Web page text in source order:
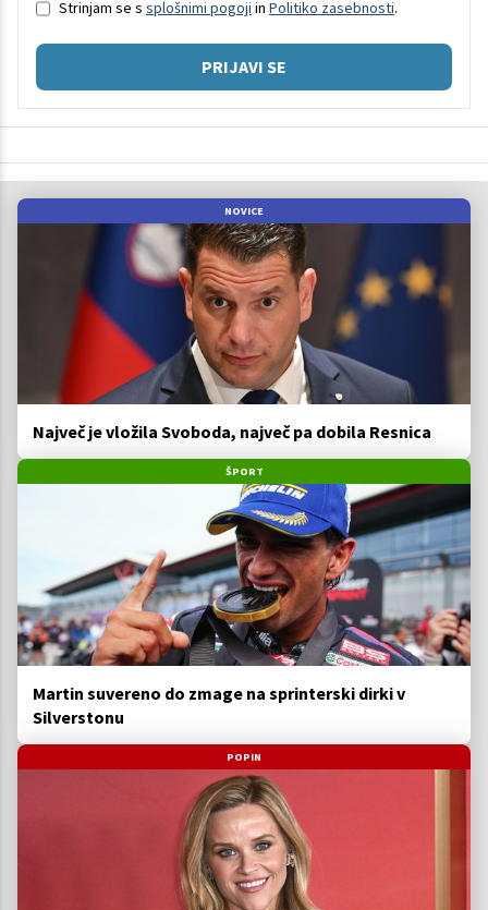
Strinjam se s splošnimi pogoji in Politiko zasebnosti.
PRIJAVI SE
NOVICE
Največ je vložila Svoboda, največ pa dobila Resnica
ŠPORT
Martin suvereno do zmage na sprinterski dirki v
Silverstonu
POPIN